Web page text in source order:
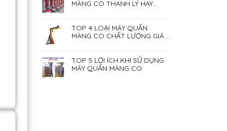
MÀNG CO THANH LÝ HAY
TOP 4 LOẠI MÁY QUẤN
MÀNG CO CHẤT LƯỢNG GIÁ
TOP 5 LỢI ÍCH KHI SỬ DỤNG
MÁY QUẤN MÀNG CO